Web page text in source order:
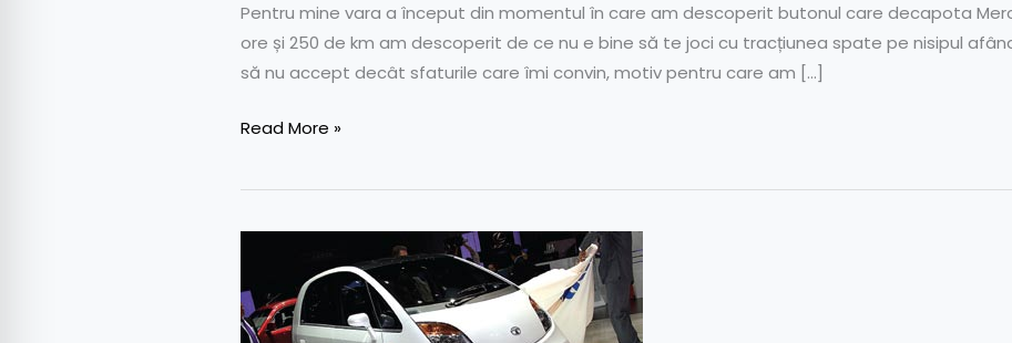
Pentru mine vara a început din momentul în care am descoperit butonul care decapota
ore și 250 de km am descoperit de ce nu e bine să te joci cu tracțiunea spate pe nisipul
să nu accept decât sfaturile care îmi convin, motiv pentru care am […]
Read More »
Tata
Nano